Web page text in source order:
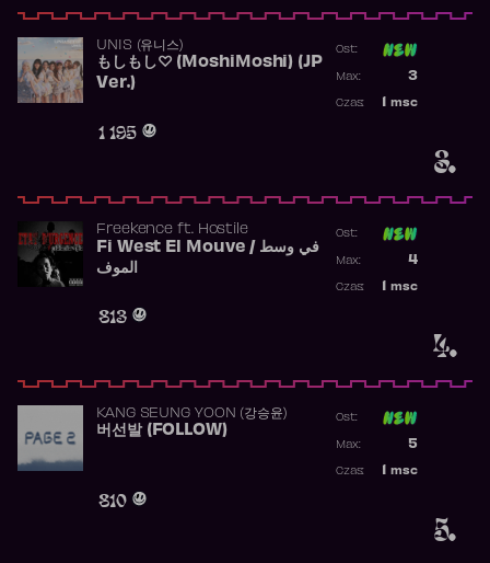
3.
UNIS (유니스)
もしもし♡ (MoshiMoshi) (JP
Ver.)
1 195
Ost:
3
Max:
msc
Czas:
4.
Freekence ft. Hostile
Fi West El Mouve / في وسط
الموف
813
Ost:
4
Max:
msc
Czas:
5.
KANG SEUNG YOON (강승윤)
버선발 (FOLLOW)
810
Ost:
5
Max:
msc
Czas: